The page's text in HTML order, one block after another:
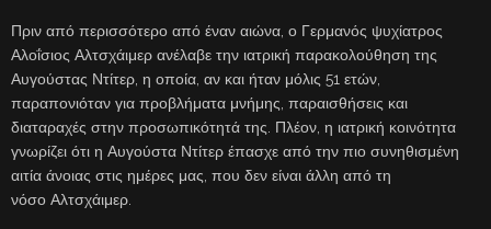
Πριν από περισσότερο από έναν αιώνα, ο Γερμανός ψυχίατρος
Αλοΐσιος Αλτσχάιμερ ανέλαβε την ιατρική παρακολούθηση της
Αυγούστας Ντίτερ, η οποία, αν και ήταν μόλις 51 ετών,
παραπονιόταν για προβλήματα μνήμης, παραισθήσεις και
διαταραχές στην προσωπικότητά της. Πλέον, η ιατρική κοινότητα
γνωρίζει ότι η Αυγούστα Ντίτερ έπασχε από την πιο συνηθισμένη
αιτία άνοιας στις ημέρες μας, που δεν είναι άλλη από τη
νόσο Αλτσχάιμερ.